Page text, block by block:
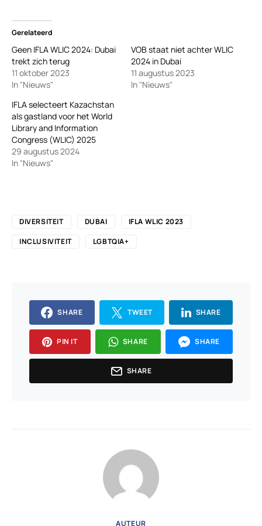
Gerelateerd
Geen IFLA WLIC 2024: Dubai
trekt zich terug
11 oktober 2023
In "Nieuws"
VOB staat niet achter WLIC
2024 in Dubai
11 augustus 2023
In "Nieuws"
IFLA selecteert Kazachstan
als gastland voor het World
Library and Information
Congress (WLIC) 2025
29 augustus 2024
In "Nieuws"
DIVERSITEIT DUBAI
IFLA WLIC 2023
INCLUSIVITEIT
LGBTQIA+
SHARE TWEET SHARE
PIN IT SHARE SHARE
SHARE
AUTEUR